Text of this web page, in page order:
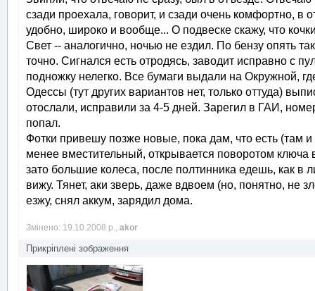
сзади проехала, говорит, и сзади очень комфортно, в
удобно, широко и вообще... О подвеске скажу, что
Свет -- аналогично, ночью не ездил. По бензу опять
точно. Сигнался есть отродясь, заводит исправно с
подножку нелегко. Все бумаги выдали на Окружной,
Одессы (тут других вариантов нет, только оттуда)
отослали, исправили за 4-5 дней. Зарегил в ГАИ,
попал.
Фотки привешу позже новые, пока дам, что есть (там
менее вместительный, открывается поворотом ключа
зато большие колеса, после полтинника едешь, как в
вижу. Тянет, аки зверь, даже вдвоем (но, понятно, не
езжу, снял аккум, зарядил дома.
Змінено: 19.10.2008 р., akor
Прикріплені зображення